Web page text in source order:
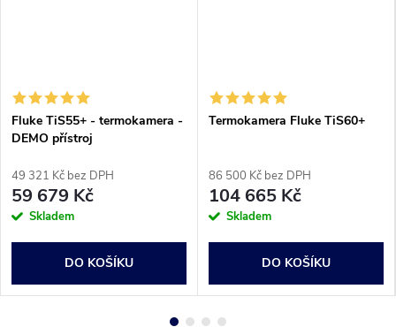
Fluke TiS55+ - termokamera -
DEMO přístroj
49 321 Kč bez DPH
59 679 Kč
Skladem
DO KOŠÍKU
Termokamera Fluke TiS60+
86 500 Kč bez DPH
104 665 Kč
Skladem
DO KOŠÍKU